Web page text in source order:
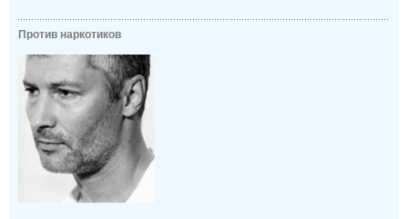
Против наркотиков